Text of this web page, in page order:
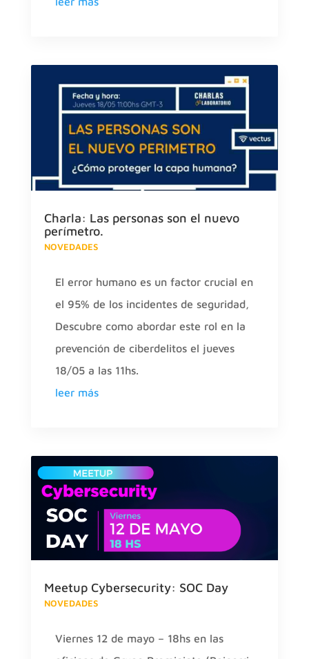
Charla: Las personas son el nuevo
perímetro.
NOVEDADES
El error humano es un factor crucial en
el 95% de los incidentes de seguridad,
Descubre como abordar este rol en la
prevención de ciberdelitos el jueves
18/05 a las 11hs.
leer más
Meetup Cybersecurity: SOC Day
NOVEDADES
Viernes 12 de mayo – 18hs en las